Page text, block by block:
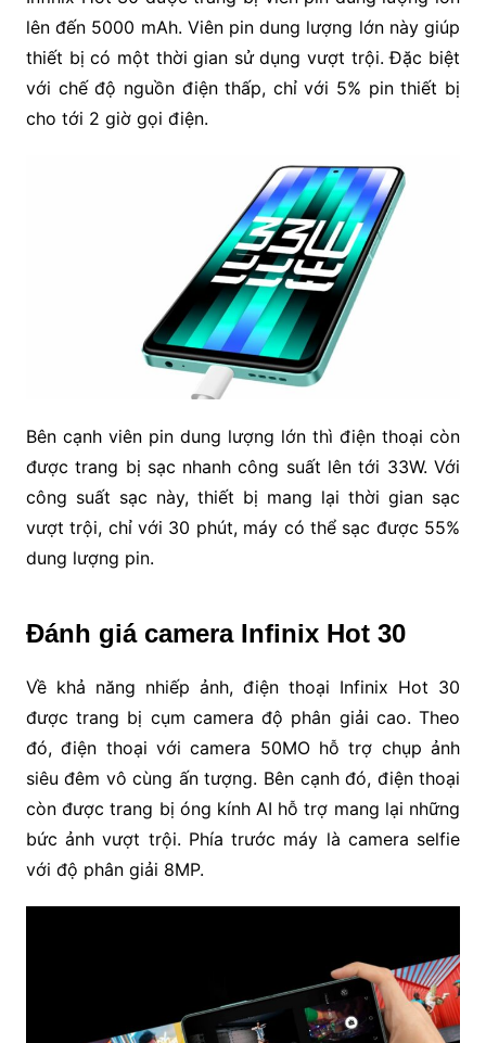
lên đến 5000 mAh. Viên pin dung lượng lớn này giúp
thiết bị có một thời gian sử dụng vượt trội. Đặc biệt
với chế độ nguồn điện thấp, chỉ với 5% pin thiết bị
cho tới 2 giờ gọi điện.
Bên cạnh viên pin dung lượng lớn thì điện thoại còn
được trang bị sạc nhanh công suất lên tới 33W. Với
công suất sạc này, thiết bị mang lại thời gian sạc
vượt trội, chỉ với 30 phút, máy có thể sạc được 55%
dung lượng pin.
Đánh giá camera Infinix Hot 30
Về khả năng nhiếp ảnh, điện thoại Infinix Hot 30
được trang bị cụm camera độ phân giải cao. Theo
đó, điện thoại với camera 50MO hỗ trợ chụp ảnh
siêu đêm vô cùng ấn tượng. Bên cạnh đó, điện thoại
còn được trang bị óng kính AI hỗ trợ mang lại những
bức ảnh vượt trội. Phía trước máy là camera selfie
với độ phân giải 8MP.